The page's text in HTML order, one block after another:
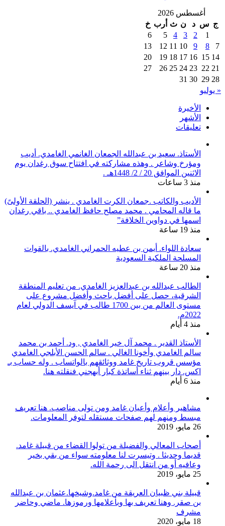
أغسطس 2026
ج س د ن ث أرب خ
1
2
3
4
5
6
7
8
9
10
11
12
13
14
15
16
17
18
19
20
21
22
23
24
25
26
27
28
29
30
31
« يوليو
الأخيرة
الأشهر
تعليقات
الأستاذ. سعيد بن عبدالله الجمعان الغانمي الغامدي. أديب
ومؤرخ وشاعر . وهذه مشاركته في افتتاح سوق رغدان يوم
الاثنين الموافق 20 / 2/ 1448هـ .
منذ 3 ساعات
الأديب والكاتب .جمعان الكرت الغامدي . ينشر (الحلقة الأولىً)
ما قاله المحامي . محمد مصلح حافظ الغامدي .. باقي رغدان
اسمها في دواوين الخلافة”
منذ 19 ساعة
سعادة اللواء. أيمن بن عطيه الحمراني الغامدي. بالقوات
المسلحة الملكية السعودية
منذ 20 ساعة
الطالب عبدالله بن عبدالعزيز الغامدي. من تعليم المنطقة
الشرقية، حصل على أفضل باحث وأفضل مشروع على
مستوى العالم من بين 1700 طالب في آيسف الدولي لعام
2022م.
منذ 4 أيام
الأستاذ القدير . محمد آل خير الغامدي , ود. أحمد بن محمد
سالم الغامدي وأخونا الغالي . سالم الحسن الأبلجي الغامدي
مؤسس قروب تاريخ غامد ووثائقهم بالواتساب . وله حساب بـ
اكس. دار بينهم ثناء أساتذة كبار أبهجني فنقلته هنا.
منذ 6 أيام
مشاهير وأعلام وأعيان غامد ومن تولى مناصب. هنا تعريف
مبسط ومنهم لهم صفحات مستقله لتوفر المعلومات.
26 مايو، 2019
أصحاب المعالي والفضيلة من تولوا القضاء من قبيلة غامد.
قديما وحديثا . وتيسرت لنا معلومته سواء من بقي بخير
وعافيه أو من انتقل الى رحمة الله.
25 مايو، 2019
قبيلة بني ظبيان العريقة من غامد.وشيخها.عثمان بن عبدالله
بن صقر. وهنا تعريف بها وبأعلامها ورموزها. ماضي وحاضر
مشرف
18 مايو، 2020